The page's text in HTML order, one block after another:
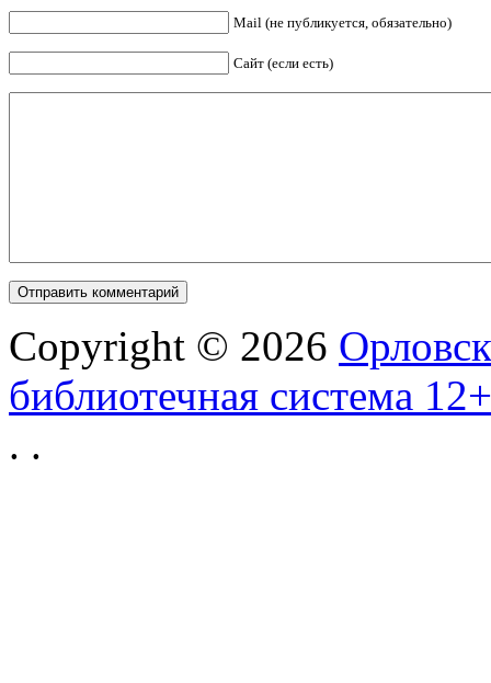
Mail (не публикуется, обязательно)
Сайт (если есть)
Copyright © 2026
библиотечная система 12+
. .